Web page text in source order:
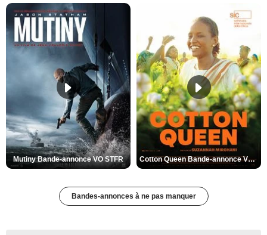
Mutiny Bande-annonce VO STFR Cotton Queen Bande-annonce VO STFR
Bandes-annonces à ne pas manquer